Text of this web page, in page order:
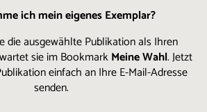
ich mein eigenes Exemplar?
die ausgewählte Publikation als Ihren
sie im BookmarkMeine Wahl. Jetzt
einfach an Ihre E-Mail-Adresse
senden.